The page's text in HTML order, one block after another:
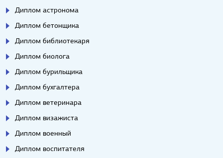
Диплом астронома
Диплом бетонщика
Диплом библиотекаря
Диплом биолога
Диплом бурильщика
Диплом бухгалтера
Диплом ветеринара
Диплом визажиста
Диплом военный
Диплом воспитателя